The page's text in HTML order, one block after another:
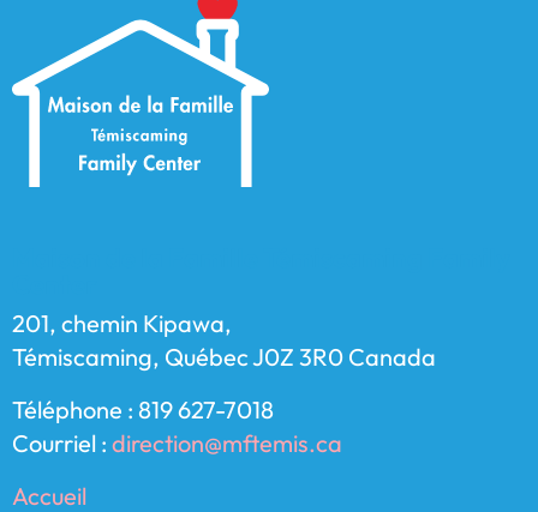
201, chemin Kipawa,
Témiscaming, Québec J0Z 3R0 Canada
Téléphone : 819 627-7018
Courriel : direction@mftemis.ca
Accueil